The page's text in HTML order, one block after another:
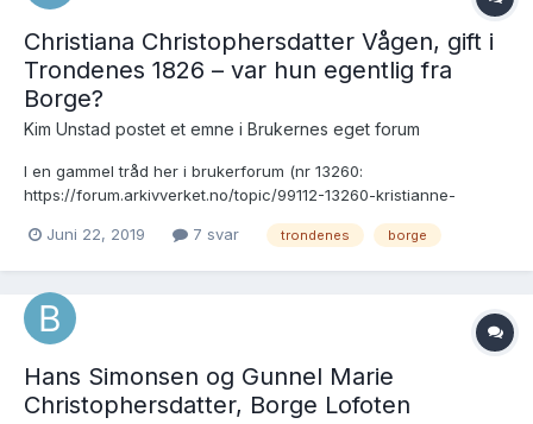
Christiana Christophersdatter Vågen, gift i
Trondenes 1826 – var hun egentlig fra
Borge?
Kim Unstad postet et emne i Brukernes eget forum
I en gammel tråd her i brukerforum (nr 13260:
https://forum.arkivverket.no/topic/99112-13260-kristianne-
Kristianne Kristoffersdatter som ble gift med Mikkel Johannes
Juni 22, 2019 7 svar trondenes borge
Hans Simonsen og Gunnel Marie
Christophersdatter, Borge Lofoten